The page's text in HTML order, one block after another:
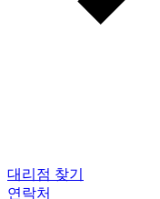
대리점 찾기
연락처